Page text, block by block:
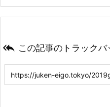
 この記事のトラックバ